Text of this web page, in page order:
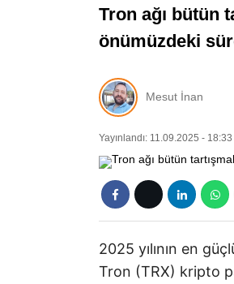
Tron ağı bütün
önümüzdeki
Mesut İnan
Yayınlandı: 11.09.2025 - 18:33
2025 yılının en
Tron (TRX) kripto